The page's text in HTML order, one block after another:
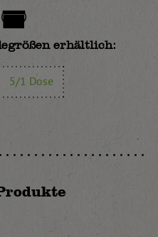
erhältlich:
5/1 Dose